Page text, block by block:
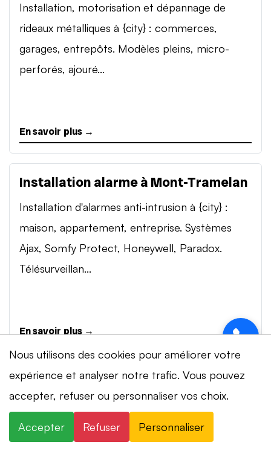
Installation, motorisation et dépannage de
rideaux métalliques à {city} : commerces,
garages, entrepôts. Modèles pleins, micro-
perforés, ajouré...
En savoir plus →
Installation alarme à Mont-Tramelan
Installation d'alarmes anti-intrusion à {city} :
maison, appartement, entreprise. Systèmes
Ajax, Somfy Protect, Honeywell, Paradox.
Télésurveillan...
En savoir plus →
Vidéosurveillance à Mont-Tramelan
Installation de systèmes de vidéosurveillance à
{city} : caméras IP 4K, visionnage smartphone,
Nous utilisons des cookies pour améliorer votre
expérience et analyser notre trafic. Vous pouvez
accepter, refuser ou personnaliser vos choix.
Accepter Refuser Personnaliser
⚡ Intervention en 20 min· 24h/24 · 7j/7 ·
Devis gratuit
+41 78 319 32 82
WhatsApp